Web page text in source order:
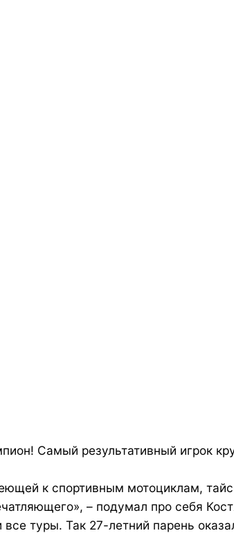
Самый результативный игрок
к спортивным мотоциклам,
– подумал про себя
туры. Так 27-летний парень